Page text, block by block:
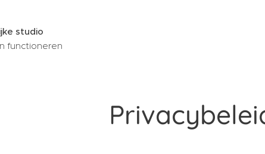
functioneren